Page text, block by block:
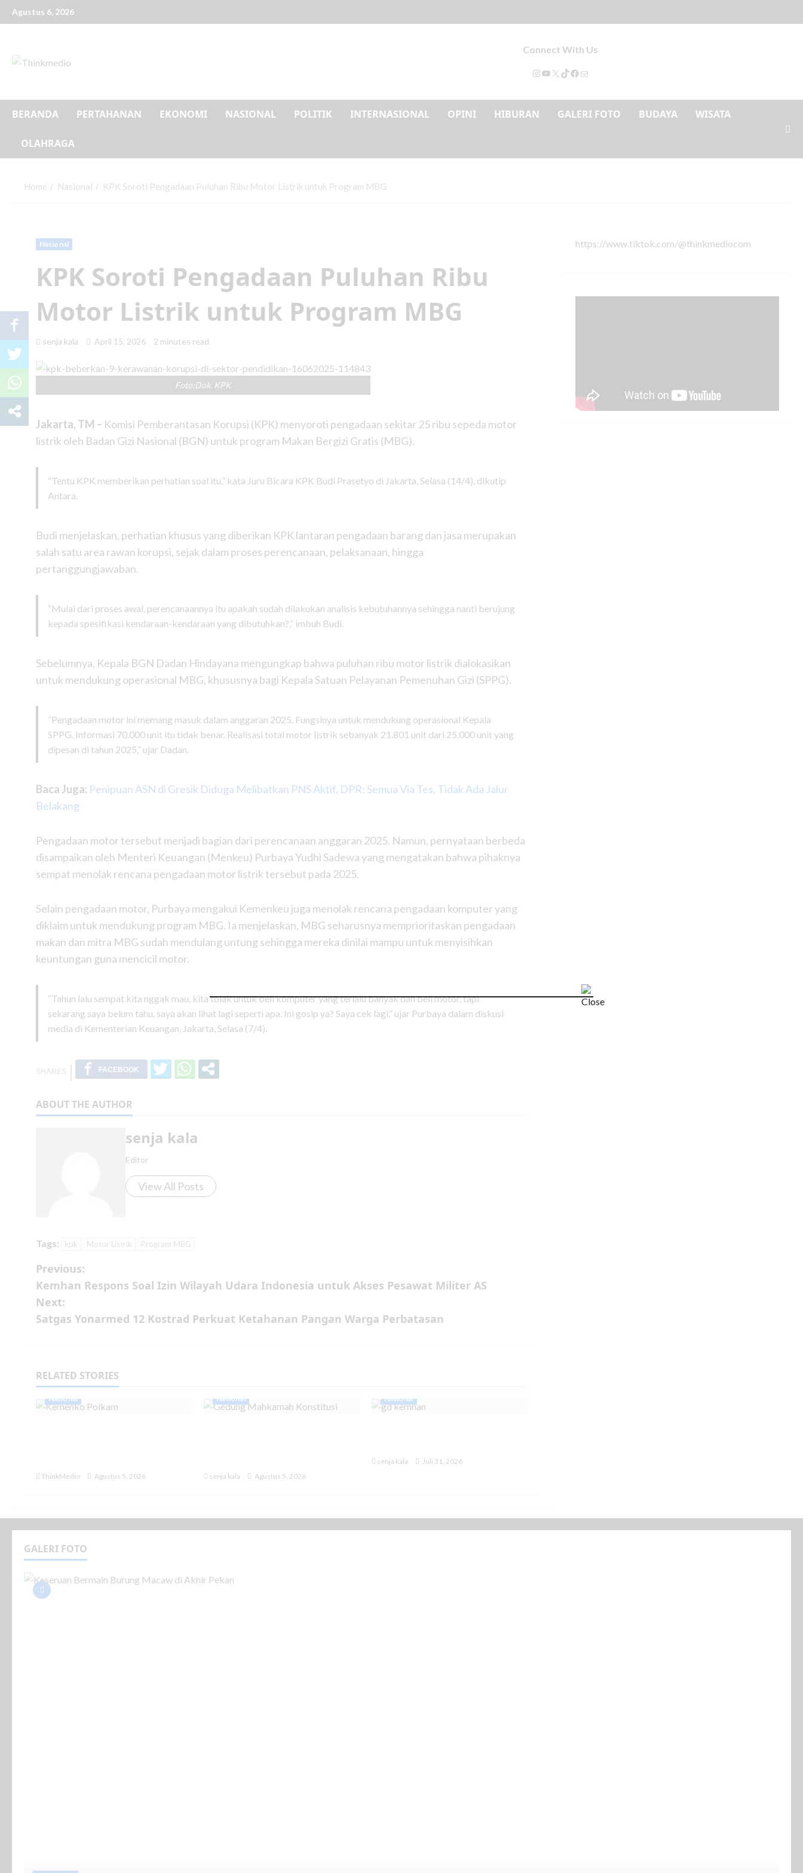
Agustus 6, 2026
Connect With Us
BERANDA PERTAHANAN EKONOMI NASIONAL POLITIK INTERNASIONAL OPINI HIBURAN GALERI FOTO BUDAYA WISATA
OLAHRAGA
Home Nasional KPK Soroti Pengadaan Puluhan Ribu Motor Listrik untuk Program MBG
Nasional
KPK Soroti Pengadaan Puluhan Ribu
Motor Listrik untuk Program MBG
senja kala April 15, 2026 2 minutes read
Foto:Dok. KPK
Jakarta, TM – Komisi Pemberantasan Korupsi (KPK) menyoroti pengadaan sekitar 25 ribu sepeda motor
listrik oleh Badan Gizi Nasional (BGN) untuk program Makan Bergizi Gratis (MBG).
“Tentu KPK memberikan perhatian soal itu,” kata Juru Bicara KPK Budi Prasetyo di Jakarta, Selasa (14/4), dikutip
Antara.
Budi menjelaskan, perhatian khusus yang diberikan KPK lantaran pengadaan barang dan jasa merupakan
salah satu area rawan korupsi, sejak dalam proses perencanaan, pelaksanaan, hingga
pertanggungjawaban.
“Mulai dari proses awal, perencanaannya itu apakah sudah dilakukan analisis kebutuhannya sehingga nanti berujung
kepada spesifikasi kendaraan-kendaraan yang dibutuhkan?,” imbuh Budi.
Sebelumnya, Kepala BGN Dadan Hindayana mengungkap bahwa puluhan ribu motor listrik dialokasikan
untuk mendukung operasional MBG, khususnya bagi Kepala Satuan Pelayanan Pemenuhan Gizi (SPPG).
“Pengadaan motor ini memang masuk dalam anggaran 2025. Fungsinya untuk mendukung operasional Kepala
SPPG. Informasi 70.000 unit itu tidak benar. Realisasi total motor listrik sebanyak 21.801 unit dari 25.000 unit yang
dipesan di tahun 2025,” ujar Dadan.
Baca Juga: Penipuan ASN di Gresik Diduga Melibatkan PNS Aktif, DPR: Semua Via Tes, Tidak Ada Jalur
Belakang
Pengadaan motor tersebut menjadi bagian dari perencanaan anggaran 2025. Namun, pernyataan berbeda
disampaikan oleh Menteri Keuangan (Menkeu) Purbaya Yudhi Sadewa yang mengatakan bahwa pihaknya
sempat menolak rencana pengadaan motor listrik tersebut pada 2025.
Selain pengadaan motor, Purbaya mengakui Kemenkeu juga menolak rencana pengadaan komputer yang
diklaim untuk mendukung program MBG. Ia menjelaskan, MBG seharusnya memprioritaskan pengadaan
makan dan mitra MBG sudah mendulang untung sehingga mereka dinilai mampu untuk menyisihkan
keuntungan guna mencicil motor.
“Tahun lalu sempat kita nggak mau, kita tolak untuk beli komputer yang terlalu banyak dan beli motor, tapi
sekarang saya belum tahu, saya akan lihat lagi seperti apa. Ini gosip ya? Saya cek lagi,” ujar Purbaya dalam diskusi
media di Kementerian Keuangan, Jakarta, Selasa (7/4).
ABOUT THE AUTHOR
senja kala
Editor
View All Posts
Tags: kpk Motor Listrik Program MBG
Previous:
Kemhan Respons Soal Izin Wilayah Udara Indonesia untuk Akses Pesawat Militer AS
Next:
Satgas Yonarmed 12 Kostrad Perkuat Ketahanan Pangan Warga Perbatasan
RELATED STORIES
Nasional
ThinkMedio Agustus 5, 2026
Nasional
senja kala Agustus 5, 2026
Nasional
senja kala Juli 31, 2026
https://www.tiktok.com/@thinkmediocom
GALERI FOTO